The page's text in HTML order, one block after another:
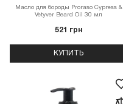
Масло для бороды Proraso Cypress &
Vetyver Beard Oil 30 мл
521 грн
КУПИТЬ